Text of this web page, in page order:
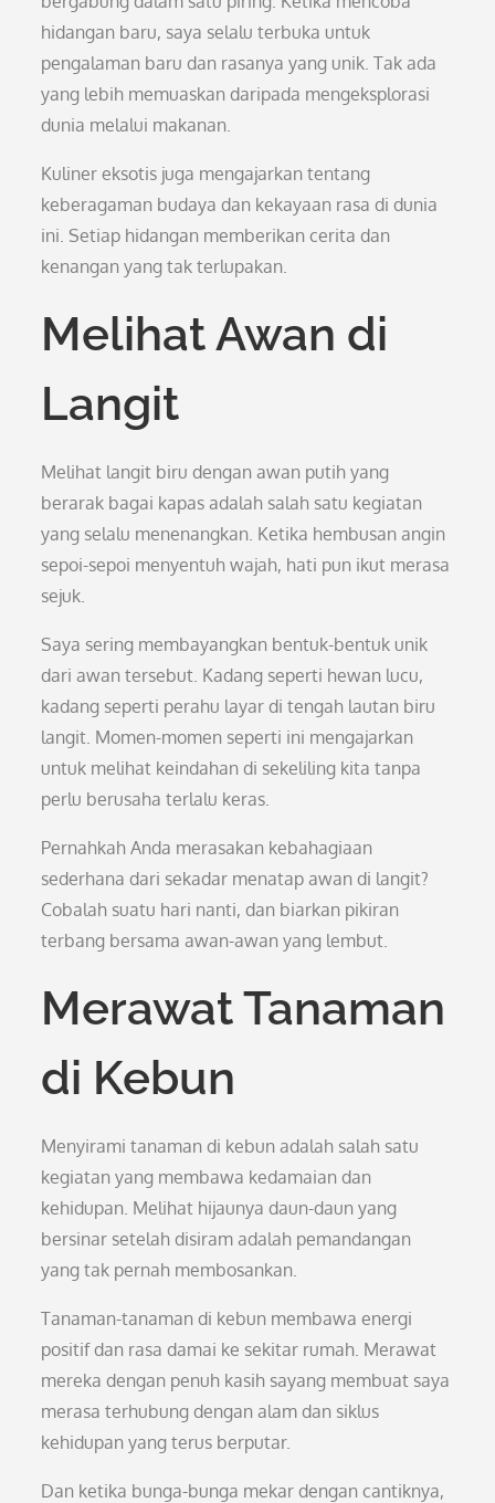
hidangan baru, saya selalu terbuka untuk
pengalaman baru dan rasanya yang unik. Tak ada
yang lebih memuaskan daripada mengeksplorasi
dunia melalui makanan.
Kuliner eksotis juga mengajarkan tentang
keberagaman budaya dan kekayaan rasa di dunia
ini. Setiap hidangan memberikan cerita dan
kenangan yang tak terlupakan.
Melihat Awan di
Langit
Melihat langit biru dengan awan putih yang
berarak bagai kapas adalah salah satu kegiatan
yang selalu menenangkan. Ketika hembusan angin
sepoi-sepoi menyentuh wajah, hati pun ikut merasa
sejuk.
Saya sering membayangkan bentuk-bentuk unik
dari awan tersebut. Kadang seperti hewan lucu,
kadang seperti perahu layar di tengah lautan biru
langit. Momen-momen seperti ini mengajarkan
untuk melihat keindahan di sekeliling kita tanpa
perlu berusaha terlalu keras.
Pernahkah Anda merasakan kebahagiaan
sederhana dari sekadar menatap awan di langit?
Cobalah suatu hari nanti, dan biarkan pikiran
terbang bersama awan-awan yang lembut.
Merawat Tanaman
di Kebun
Menyirami tanaman di kebun adalah salah satu
kegiatan yang membawa kedamaian dan
kehidupan. Melihat hijaunya daun-daun yang
bersinar setelah disiram adalah pemandangan
yang tak pernah membosankan.
Tanaman-tanaman di kebun membawa energi
positif dan rasa damai ke sekitar rumah. Merawat
mereka dengan penuh kasih sayang membuat saya
merasa terhubung dengan alam dan siklus
kehidupan yang terus berputar.
Dan ketika bunga-bunga mekar dengan cantiknya,